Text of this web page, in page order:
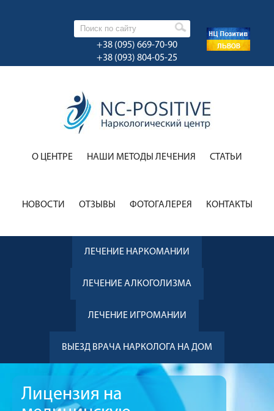
+38 (095) 669-70-90
+38 (093) 804-05-25
О ЦЕНТРЕ НАШИ МЕТОДЫ ЛЕЧЕНИЯ CТАТЬИ
НОВОСТИ ОТЗЫВЫ ФОТОГАЛЕРЕЯ КОНТАКТЫ
ЛЕЧЕНИЕ НАРКОМАНИИ
ЛЕЧЕНИЕ АЛКОГОЛИЗМА
ЛЕЧЕНИЕ ИГРОМАНИИ
ВЫЕЗД ВРАЧА НАРКОЛОГА НА ДОМ
Лицензия на